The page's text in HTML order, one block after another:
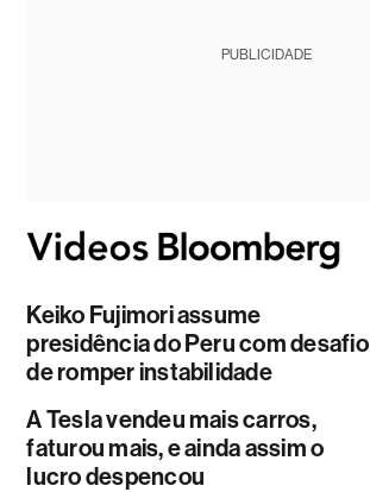
PUBLICIDADE
Keiko Fujimori assume
presidência do Peru com desafio
de romper instabilidade
A Tesla vendeu mais carros,
faturou mais, e ainda assim o
lucro despencou